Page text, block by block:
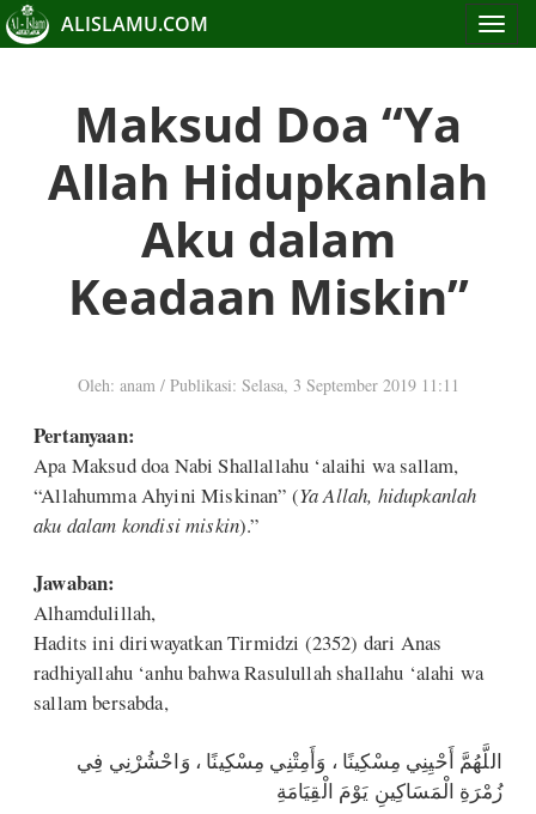
Toggle
ALISLAMU.COM
Maksud Doa “Ya
Allah Hidupkanlah
Aku dalam
Keadaan Miskin”
Oleh: anam / Publikasi: Selasa, 3 September 2019 11:11
Pertanyaan:
Apa Maksud doa Nabi Shallallahu ‘alaihi wa sallam,
“Allahumma Ahyini Miskinan” (Ya Allah, hidupkanlah
aku dalam kondisi miskin).”
Jawaban:
Alhamdulillah,
Hadits ini diriwayatkan Tirmidzi (2352) dari Anas
radhiyallahu ‘anhu bahwa Rasulullah shallahu ‘alahi wa
sallam bersabda,
اللَّهُمَّ أَحْيِنِي مِسْكِينًا ، وَأَمِتْنِي مِسْكِينًا ، وَاحْشُرْنِي فِي
زُمْرَةِ الْمَسَاكِينِ يَوْمَ الْقِيَامَةِ